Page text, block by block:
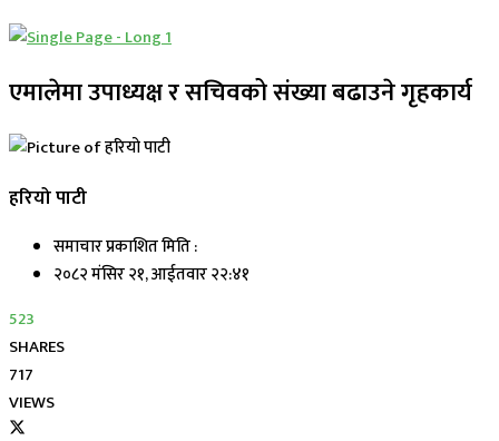
एमालेमा उपाध्यक्ष र सचिवको संख्या बढाउने गृहकार्य
हरियो पाटी
समाचार प्रकाशित मिति :
२०८२ मंसिर २१, आईतवार २२:४१
523
SHARES
717
VIEWS